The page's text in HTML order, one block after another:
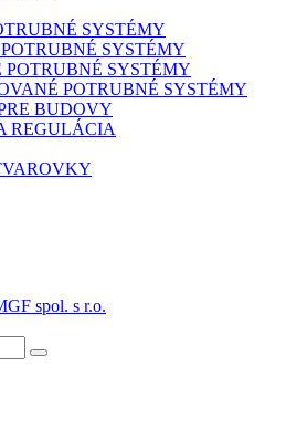
SYSTÉMY
SYSTÉMY
POTRUBNÉ SYSTÉMY
POTRUBNÉ SYSTÉMY
BUDOVY
REGULÁCIA